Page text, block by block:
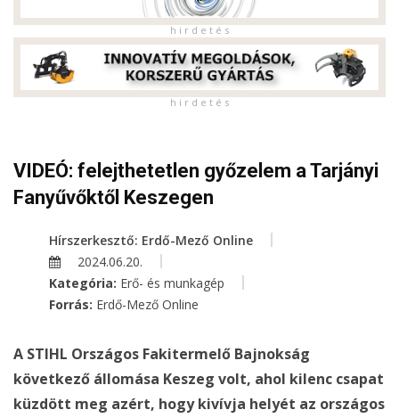
h i r d e t é s
h i r d e t é s
VIDEÓ: felejthetetlen győzelem a Tarjányi
Fanyűvőktől Keszegen
Hírszerkesztő: Erdő-Mező Online
2024.06.20.
Kategória: Erő- és munkagép
Forrás: Erdő-Mező Online
A STIHL Országos Fakitermelő Bajnokság
következő állomása Keszeg volt, ahol kilenc csapat
küzdött meg azért, hogy kivívja helyét az országos